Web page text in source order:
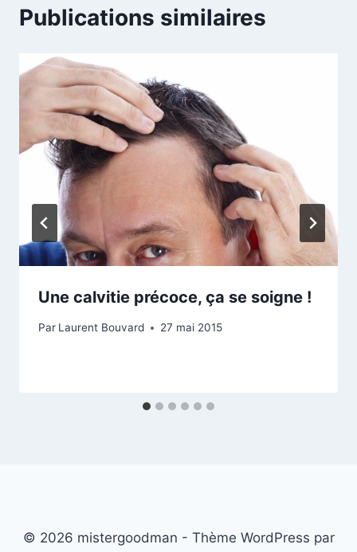
Publications similaires
Une calvitie précoce, ça se soigne !
Par Laurent Bouvard 27 mai 2015
© 2026 mistergoodman - Thème WordPress par